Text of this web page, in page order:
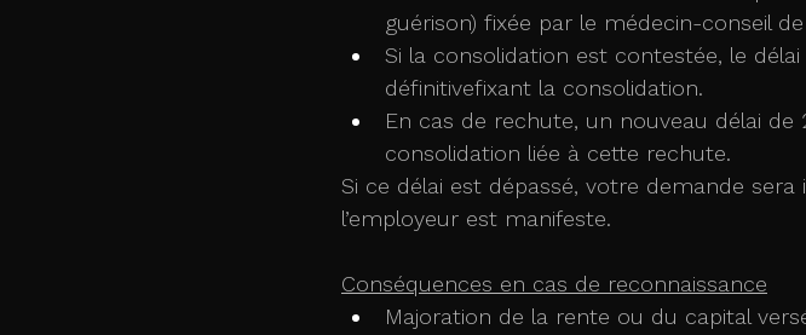
guérison) fixée par le médecin-conseil de
Si la consolidation est contestée, le
définitivefixant la consolidation.
En cas de rechute, un nouveau délai
consolidation liée à cette rechute.
Si ce délai est dépassé, votre demande
l’employeur est manifeste.
Conséquences en cas de reconnaissance
Majoration de la rente ou du capital